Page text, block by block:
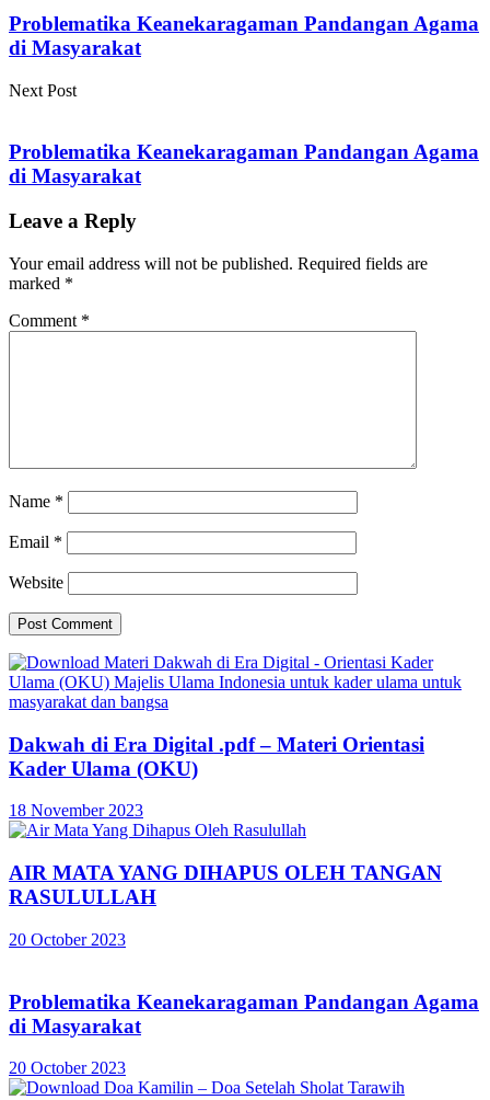
Problematika Keanekaragaman Pandangan Agama
di Masyarakat
Next Post
Problematika Keanekaragaman Pandangan Agama
di Masyarakat
Leave a Reply
Your email address will not be published. Required fields are
marked *
Comment *
Name *
Email *
Website
Dakwah di Era Digital .pdf – Materi Orientasi
Kader Ulama (OKU)
18 November 2023
AIR MATA YANG DIHAPUS OLEH TANGAN
RASULULLAH
20 October 2023
Problematika Keanekaragaman Pandangan Agama
di Masyarakat
20 October 2023